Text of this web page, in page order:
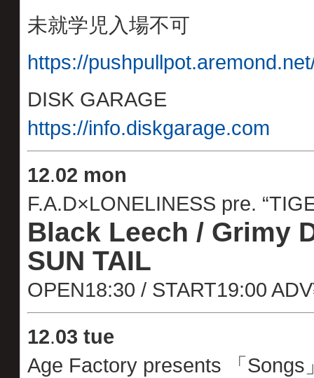
未就学児入場不可
https://
DISK GARAGE
https://info.diskgarage.com
12.02 mon
F.A.D×LONELINESS pre.
Black Leech / Grimy
SUN TAIL
OPEN18:30 / START19:00
12.03 tue
Age Factory presents 「Songs